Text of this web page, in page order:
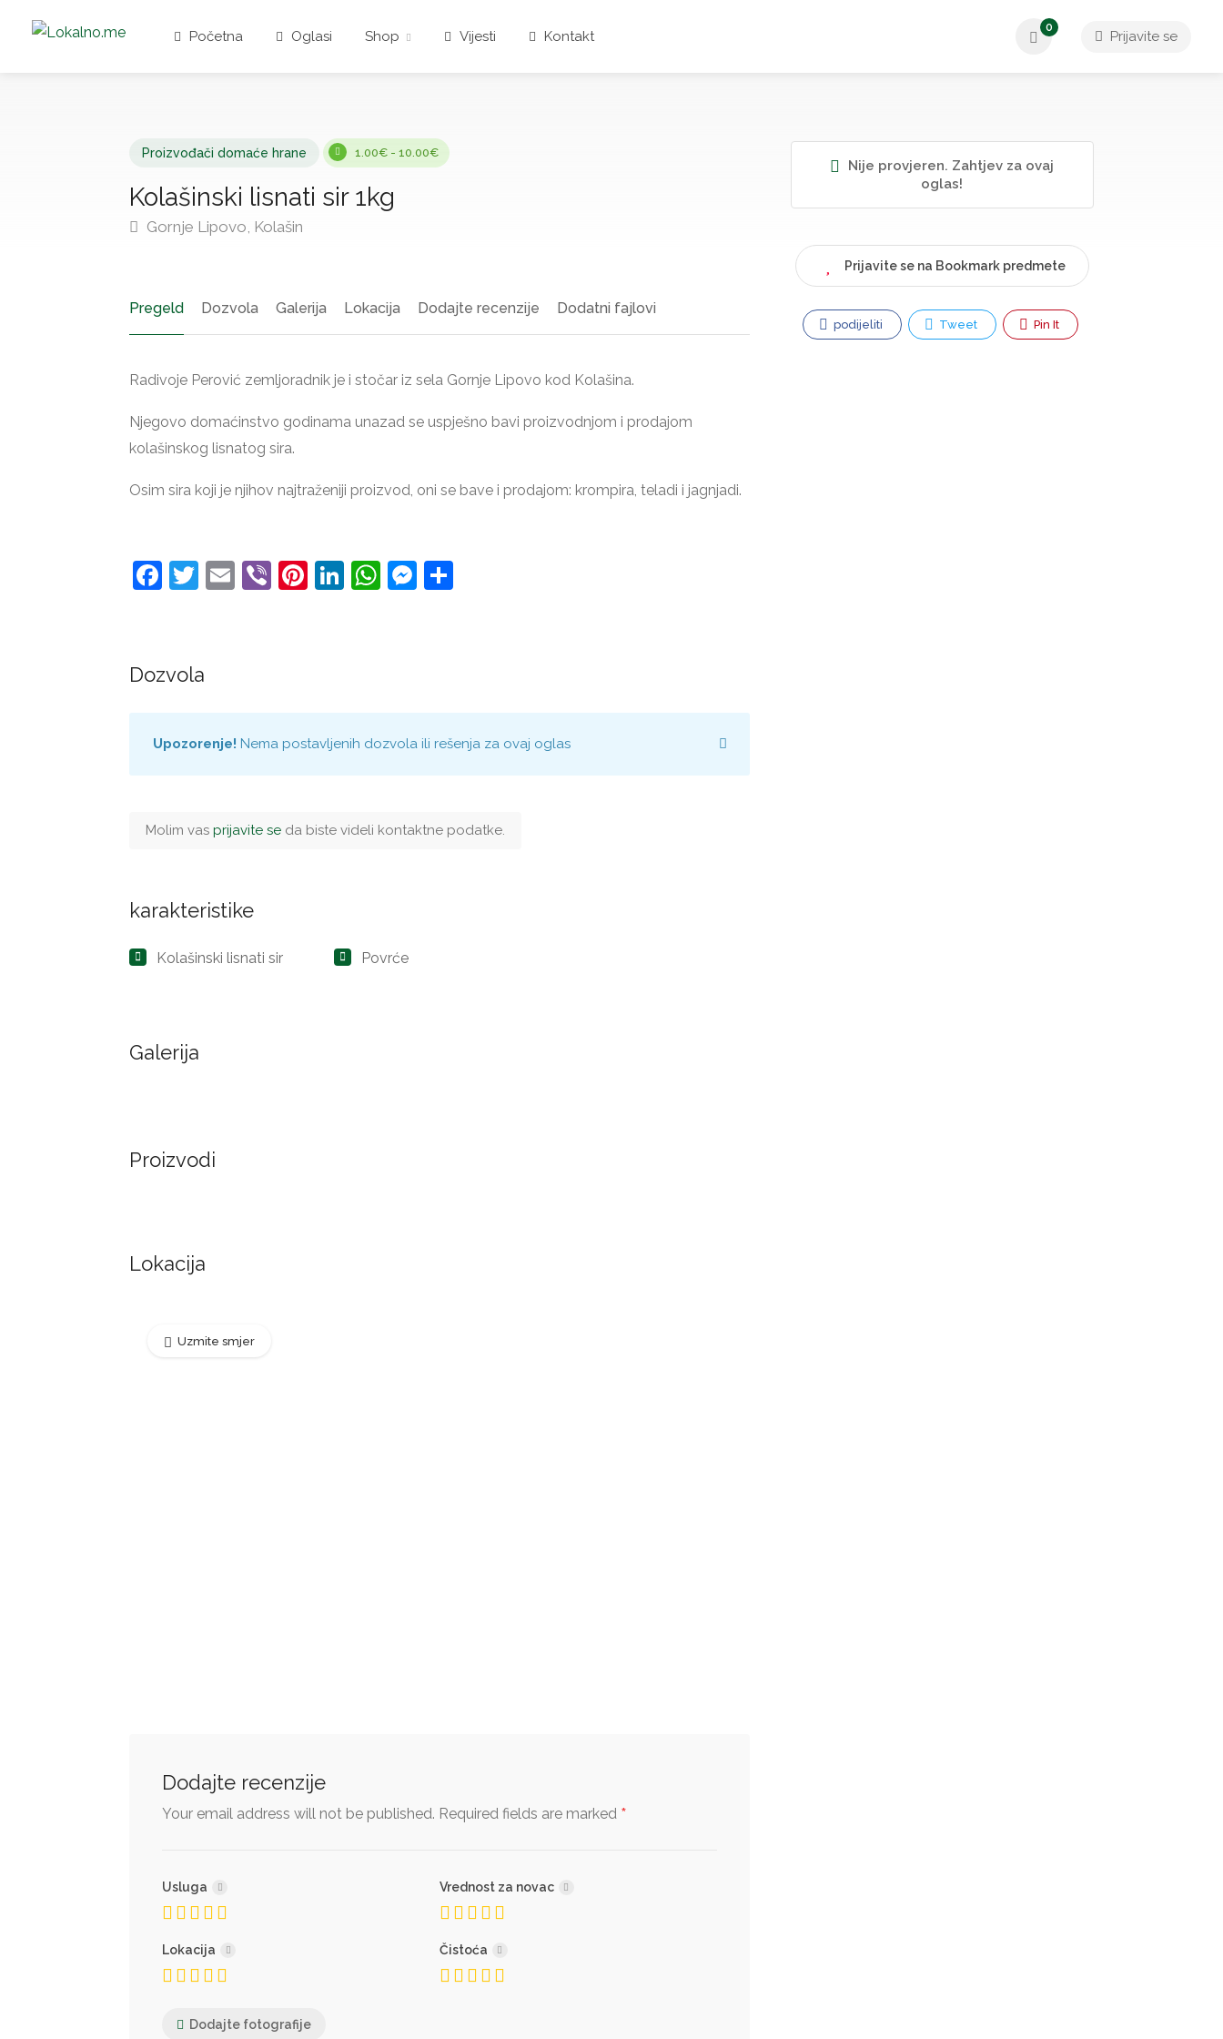
Početna Oglasi Shop Vijesti Kontakt
0
Prijavite se
Proizvođači domaće hrane 1.00€ - 10.00€
Kolašinski lisnati sir 1kg
Gornje Lipovo, Kolašin
Pregeld Dozvola Galerija Lokacija Dodajte recenzije Dodatni fajlovi
Radivoje Perović zemljoradnik je i stočar iz sela Gornje Lipovo kod Kolašina.
Njegovo domaćinstvo godinama unazad se uspješno bavi proizvodnjom i prodajom
kolašinskog lisnatog sira.
Osim sira koji je njihov najtraženiji proizvod, oni se bave i prodajom: krompira, teladi i jagnjadi.
Facebook
Twitter
EmailViberPinterest
LinkedIn
WhatsApp
Messenger
Dozvola
Upozorenje! Nema postavljenih dozvola ili rešenja za ovaj oglas
Molim vas prijavite se da biste videli kontaktne podatke.
karakteristike
Kolašinski lisnati sir Povrće
Galerija
Proizvodi
Lokacija
Uzmite smjer
Dodajte recenzije
Your email address will not be published. Required fields are marked *
Usluga Vrednost za novac
Lokacija Čistoća
Dodajte fotografije
Nije provjeren. Zahtjev za ovaj
oglas!
Prijavite se na Bookmark predmete
podijeliti Tweet Pin It